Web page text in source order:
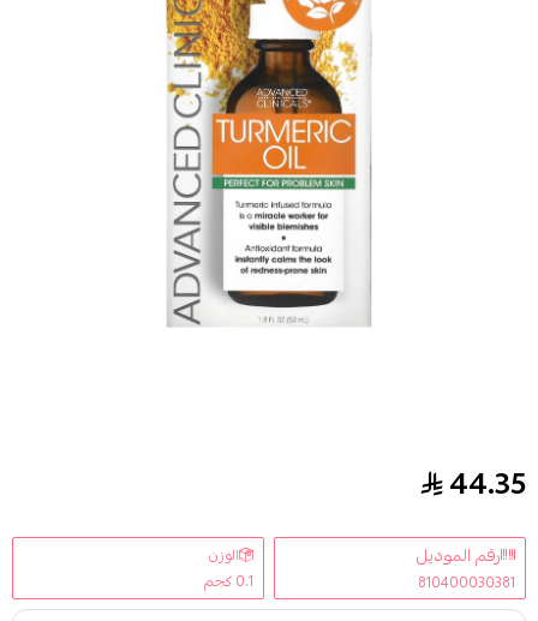
ادفانسد كلينيكالز زيت الكركم للبشرة 53ml
44.35
رقم الموديل
810400030381
الوزن
0.1 كجم